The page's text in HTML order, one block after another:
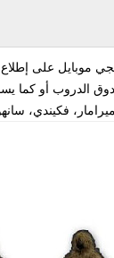
موبايل على
أو كما
فكيندي،